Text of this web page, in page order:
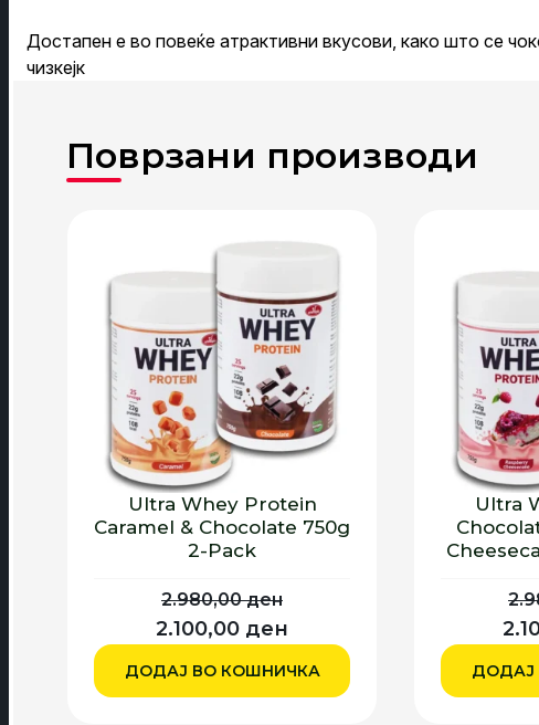
Достапен е во повеќе атрактивни вкусови, како што се
чизкејк
Ultra Whey Protein
Caramel & Chocolate 750g
2-Pack
2.980,00ден
Originalna
2.100,00 ден
ДОДАЈ ВО КОШНИЧКА
Ultra
ДОДАЈ